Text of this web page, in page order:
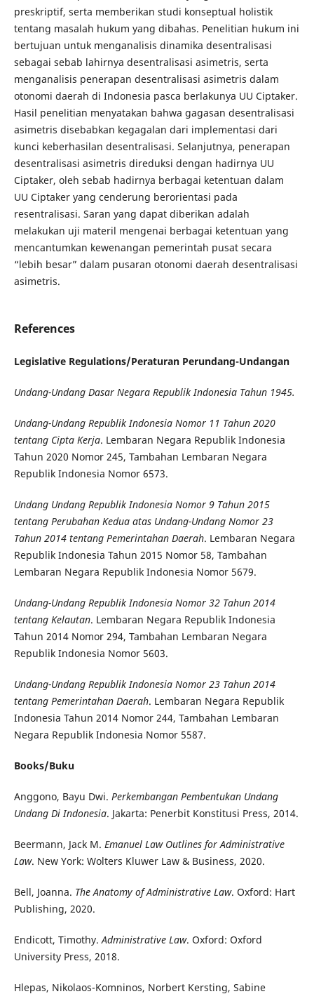
preskriptif, serta memberikan studi konseptual holistik
tentang masalah hukum yang dibahas. Penelitian hukum ini
bertujuan untuk menganalisis dinamika desentralisasi
sebagai sebab lahirnya desentralisasi asimetris, serta
menganalisis penerapan desentralisasi asimetris dalam
otonomi daerah di Indonesia pasca berlakunya UU Ciptaker.
Hasil penelitian menyatakan bahwa gagasan desentralisasi
asimetris disebabkan kegagalan dari implementasi dari
kunci keberhasilan desentralisasi. Selanjutnya, penerapan
desentralisasi asimetris direduksi dengan hadirnya UU
Ciptaker, oleh sebab hadirnya berbagai ketentuan dalam
UU Ciptaker yang cenderung berorientasi pada
resentralisasi. Saran yang dapat diberikan adalah
melakukan uji materil mengenai berbagai ketentuan yang
mencantumkan kewenangan pemerintah pusat secara
“lebih besar” dalam pusaran otonomi daerah desentralisasi
asimetris.
References
Legislative Regulations/Peraturan Perundang-Undangan
Undang-Undang Dasar Negara Republik Indonesia Tahun 1945.
Undang-Undang Republik Indonesia Nomor 11 Tahun 2020
tentang Cipta Kerja. Lembaran Negara Republik Indonesia
Tahun 2020 Nomor 245, Tambahan Lembaran Negara
Republik Indonesia Nomor 6573.
Undang Undang Republik Indonesia Nomor 9 Tahun 2015
tentang Perubahan Kedua atas Undang-Undang Nomor 23
Tahun 2014 tentang Pemerintahan Daerah. Lembaran Negara
Republik Indonesia Tahun 2015 Nomor 58, Tambahan
Lembaran Negara Republik Indonesia Nomor 5679.
Undang-Undang Republik Indonesia Nomor 32 Tahun 2014
tentang Kelautan. Lembaran Negara Republik Indonesia
Tahun 2014 Nomor 294, Tambahan Lembaran Negara
Republik Indonesia Nomor 5603.
Undang-Undang Republik Indonesia Nomor 23 Tahun 2014
tentang Pemerintahan Daerah. Lembaran Negara Republik
Indonesia Tahun 2014 Nomor 244, Tambahan Lembaran
Negara Republik Indonesia Nomor 5587.
Books/Buku
Anggono, Bayu Dwi. Perkembangan Pembentukan Undang
Undang Di Indonesia. Jakarta: Penerbit Konstitusi Press, 2014.
Beermann, Jack M. Emanuel Law Outlines for Administrative
Law. New York: Wolters Kluwer Law & Business, 2020.
Bell, Joanna. The Anatomy of Administrative Law. Oxford: Hart
Publishing, 2020.
Endicott, Timothy.Administrative Law. Oxford: Oxford
University Press, 2018.
Hlepas, Nikolaos-Komninos, Norbert Kersting, Sabine